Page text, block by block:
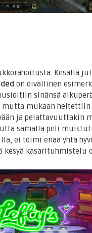
Kesällä
on oivallinen
sinänsä
mukaan heitettiin
ja pelattavuuttakin
samalla peli
ei toimi enää yhtä
kesyä kasarituhmistelu